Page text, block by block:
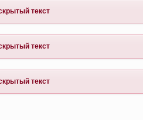
текст
текст
текст